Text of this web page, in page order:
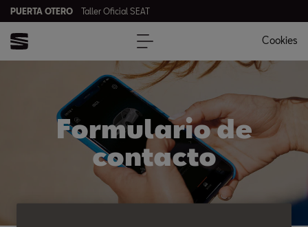
PUERTA OTERO Taller Oficial SEAT
Cookies
Formulario de
contacto